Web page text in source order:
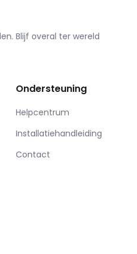
Blijf overal ter wereld
Ondersteuning
Helpcentrum
Installatiehandleiding
Contact